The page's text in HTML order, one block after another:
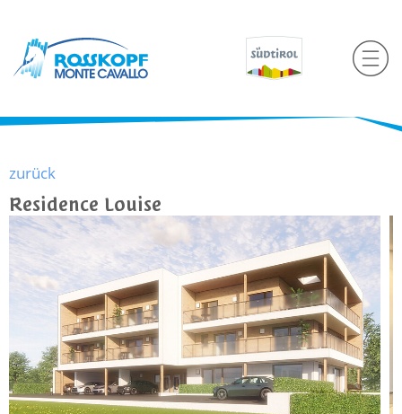
zurück
Residence Louise